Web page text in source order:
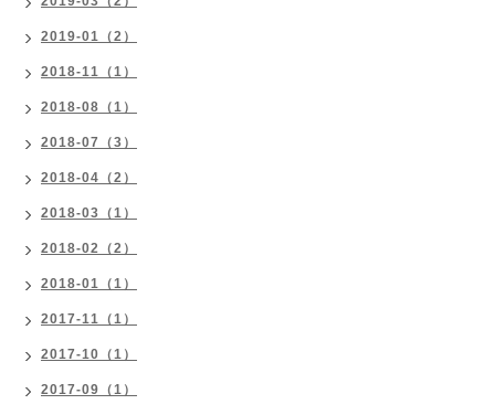
2019-01（2）
2018-11（1）
2018-08（1）
2018-07（3）
2018-04（2）
2018-03（1）
2018-02（2）
2018-01（1）
2017-11（1）
2017-10（1）
2017-09（1）